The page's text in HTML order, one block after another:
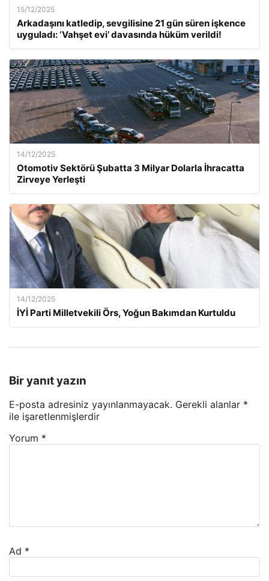
15/12/2025
Arkadaşını katledip, sevgilisine 21 gün süren işkence
uyguladı: ‘Vahşet evi’ davasında hüküm verildi!
14/12/2025
Otomotiv Sektörü Şubatta 3 Milyar Dolarla İhracatta
Zirveye Yerleşti
14/12/2025
İYİ Parti Milletvekili Örs, Yoğun Bakımdan Kurtuldu
Bir yanıt yazın
E-posta adresiniz yayınlanmayacak. Gerekli alanlar *
ile işaretlenmişlerdir
Yorum *
Ad *